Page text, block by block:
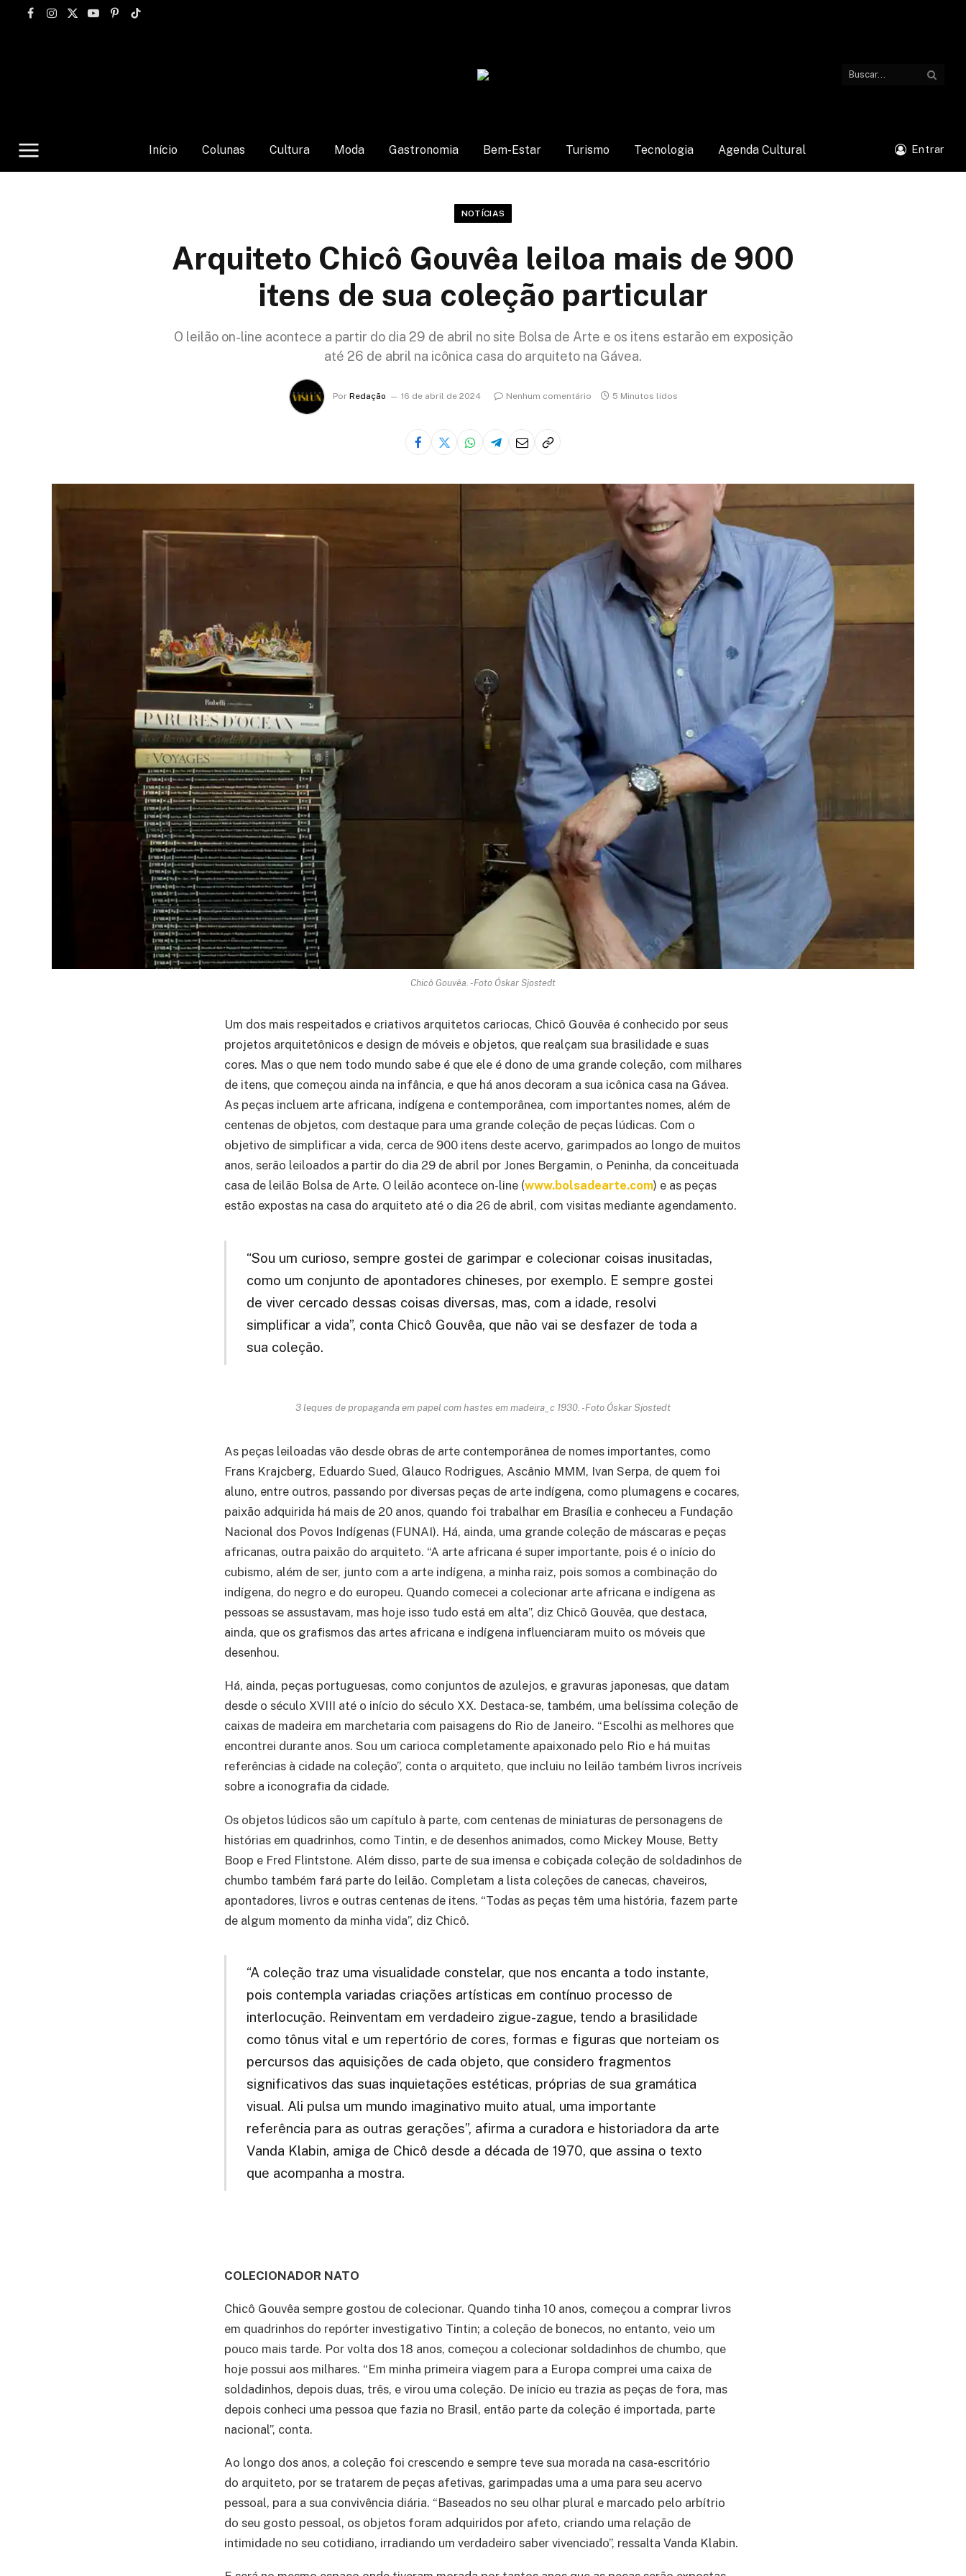
Facebook
Instagram
X
YouTubePinterest
TikTok
Início Colunas Cultura Moda Gastronomia Bem-Estar Turismo Tecnologia Agenda Cultural Entrar
NOTÍCIAS
Arquiteto Chicô Gouvêa leiloa mais de 900
itens de sua coleção particular
O leilão on-line acontece a partir do dia 29 de abril no site Bolsa de Arte e os itens estarão em exposição
até 26 de abril na icônica casa do arquiteto na Gávea.
Por Redação 16 de abril de 2024 Nenhum comentário 5 Minutos lidos
Chicô Gouvêa. -Foto Óskar Sjostedt
Um dos mais respeitados e criativos arquitetos cariocas, Chicô Gouvêa é conhecido por seus
projetos arquitetônicos e design de móveis e objetos, que realçam sua brasilidade e suas
cores. Mas o que nem todo mundo sabe é que ele é dono de uma grande coleção, com milhares
de itens, que começou ainda na infância, e que há anos decoram a sua icônica casa na Gávea.
As peças incluem arte africana, indígena e contemporânea, com importantes nomes, além de
centenas de objetos, com destaque para uma grande coleção de peças lúdicas. Com o
objetivo de simplificar a vida, cerca de 900 itens deste acervo, garimpados ao longo de muitos
anos, serão leiloados a partir do dia 29 de abril por Jones Bergamin, o Peninha, da conceituada
casa de leilão Bolsa de Arte. O leilão acontece on-line (www.bolsadearte.com) e as peças
estão expostas na casa do arquiteto até o dia 26 de abril, com visitas mediante agendamento.
“Sou um curioso, sempre gostei de garimpar e colecionar coisas inusitadas,
como um conjunto de apontadores chineses, por exemplo. E sempre gostei
de viver cercado dessas coisas diversas, mas, com a idade, resolvi
simplificar a vida”, conta Chicô Gouvêa, que não vai se desfazer de toda a
sua coleção.
3 leques de propaganda em papel com hastes em madeira_c 1930. -Foto Óskar Sjostedt
As peças leiloadas vão desde obras de arte contemporânea de nomes importantes, como
Frans Krajcberg, Eduardo Sued, Glauco Rodrigues, Ascânio MMM, Ivan Serpa, de quem foi
aluno, entre outros, passando por diversas peças de arte indígena, como plumagens e cocares,
paixão adquirida há mais de 20 anos, quando foi trabalhar em Brasília e conheceu a Fundação
Nacional dos Povos Indígenas (FUNAI). Há, ainda, uma grande coleção de máscaras e peças
africanas, outra paixão do arquiteto. “A arte africana é super importante, pois é o início do
cubismo, além de ser, junto com a arte indígena, a minha raiz, pois somos a combinação do
indígena, do negro e do europeu. Quando comecei a colecionar arte africana e indígena as
pessoas se assustavam, mas hoje isso tudo está em alta”, diz Chicô Gouvêa, que destaca,
ainda, que os grafismos das artes africana e indígena influenciaram muito os móveis que
desenhou.
Há, ainda, peças portuguesas, como conjuntos de azulejos, e gravuras japonesas, que datam
desde o século XVIII até o início do século XX. Destaca-se, também, uma belíssima coleção de
caixas de madeira em marchetaria com paisagens do Rio de Janeiro. “Escolhi as melhores que
encontrei durante anos. Sou um carioca completamente apaixonado pelo Rio e há muitas
referências à cidade na coleção”, conta o arquiteto, que incluiu no leilão também livros incríveis
sobre a iconografia da cidade.
Os objetos lúdicos são um capítulo à parte, com centenas de miniaturas de personagens de
histórias em quadrinhos, como Tintin, e de desenhos animados, como Mickey Mouse, Betty
Boop e Fred Flintstone. Além disso, parte de sua imensa e cobiçada coleção de soldadinhos de
chumbo também fará parte do leilão. Completam a lista coleções de canecas, chaveiros,
apontadores, livros e outras centenas de itens. “Todas as peças têm uma história, fazem parte
de algum momento da minha vida”, diz Chicô.
“A coleção traz uma visualidade constelar, que nos encanta a todo instante,
pois contempla variadas criações artísticas em contínuo processo de
interlocução. Reinventam em verdadeiro zigue-zague, tendo a brasilidade
como tônus vital e um repertório de cores, formas e figuras que norteiam os
percursos das aquisições de cada objeto, que considero fragmentos
significativos das suas inquietações estéticas, próprias de sua gramática
visual. Ali pulsa um mundo imaginativo muito atual, uma importante
referência para as outras gerações”, afirma a curadora e historiadora da arte
Vanda Klabin, amiga de Chicô desde a década de 1970, que assina o texto
que acompanha a mostra.
COLECIONADOR NATO
Chicô Gouvêa sempre gostou de colecionar. Quando tinha 10 anos, começou a comprar livros
em quadrinhos do repórter investigativo Tintin; a coleção de bonecos, no entanto, veio um
pouco mais tarde. Por volta dos 18 anos, começou a colecionar soldadinhos de chumbo, que
hoje possui aos milhares. “Em minha primeira viagem para a Europa comprei uma caixa de
soldadinhos, depois duas, três, e virou uma coleção. De início eu trazia as peças de fora, mas
depois conheci uma pessoa que fazia no Brasil, então parte da coleção é importada, parte
nacional”, conta.
Ao longo dos anos, a coleção foi crescendo e sempre teve sua morada na casa-escritório
do arquiteto, por se tratarem de peças afetivas, garimpadas uma a uma para seu acervo
pessoal, para a sua convivência diária. “Baseados no seu olhar plural e marcado pelo arbítrio
do seu gosto pessoal, os objetos foram adquiridos por afeto, criando uma relação de
intimidade no seu cotidiano, irradiando um verdadeiro saber vivenciado”, ressalta Vanda Klabin.